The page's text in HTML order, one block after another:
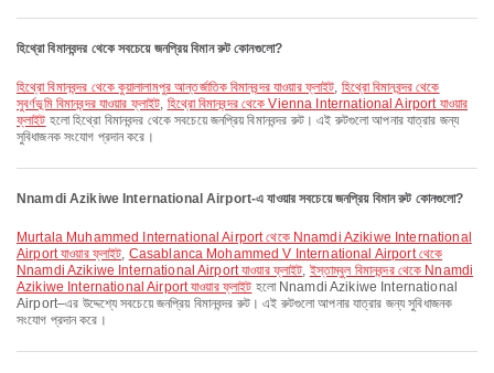
হিথ্রো বিমানবন্দর থেকে সবচেয়ে জনপ্রিয় বিমান রুট কোনগুলো?
হিথ্রো বিমানবন্দর থেকে কুয়ালালামপুর আন্তর্জাতিক বিমানবন্দর যাওয়ার ফ্লাইট, হিথ্রো বিমানবন্দর থেকে
সুবর্ণভূমি বিমানবন্দর যাওয়ার ফ্লাইট, হিথ্রো বিমানবন্দর থেকে Vienna International Airport যাওয়ার
ফ্লাইট হলো হিথ্রো বিমানবন্দর থেকে সবচেয়ে জনপ্রিয় বিমানবন্দর রুট। এই রুটগুলো আপনার যাত্রার জন্য
সুবিধাজনক সংযোগ প্রদান করে।
Nnamdi Azikiwe International Airport-এ যাওয়ার সবচেয়ে জনপ্রিয় বিমান রুট কোনগুলো?
Murtala Muhammed International Airport থেকে Nnamdi Azikiwe International
Airport যাওয়ার ফ্লাইট, Casablanca Mohammed V International Airport থেকে
Nnamdi Azikiwe International Airport যাওয়ার ফ্লাইট, ইস্তাম্বুল বিমানবন্দর থেকে Nnamdi
Azikiwe International Airport যাওয়ার ফ্লাইট হলো Nnamdi Azikiwe International
Airport–এর উদ্দেশ্যে সবচেয়ে জনপ্রিয় বিমানবন্দর রুট। এই রুটগুলো আপনার যাত্রার জন্য সুবিধাজনক
সংযোগ প্রদান করে।